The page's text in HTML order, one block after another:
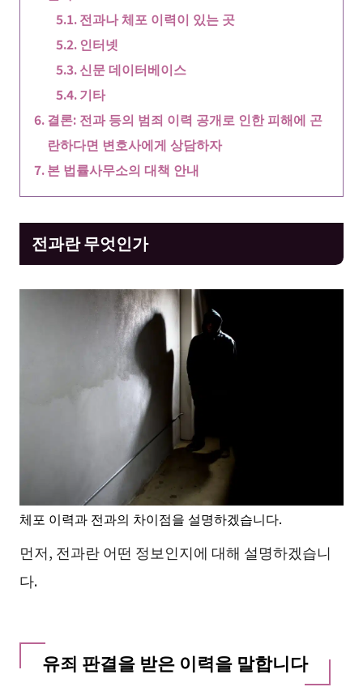
전과나 체포 이력이 있는 곳
인터넷
신문 데이터베이스
기타
결론: 전과 등의 범죄 이력 공개로 인한 피해에 곤
란하다면 변호사에게 상담하자
본 법률사무소의 대책 안내
전과란 무엇인가
체포 이력과 전과의 차이점을 설명하겠습니다.
먼저, 전과란 어떤 정보인지에 대해 설명하겠습니
다.
유죄 판결을 받은 이력을 말합니다